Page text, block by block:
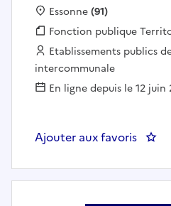
Localisation :
Essonne(91)
Fonction publique :
Fonction publique
Employeur :
Etablissements publics
intercommunale
En ligne depuis le 12 juin
Ajouter aux favoris :